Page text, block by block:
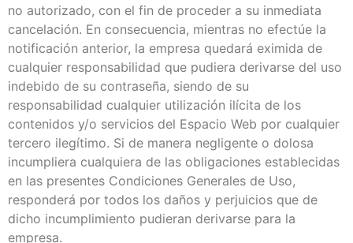
no autorizado, con el fin de proceder a su inmediata
cancelación. En consecuencia, mientras no efectúe la
notificación anterior, la empresa quedará eximida de
cualquier responsabilidad que pudiera derivarse del uso
indebido de su contraseña, siendo de su
responsabilidad cualquier utilización ilícita de los
contenidos y/o servicios del Espacio Web por cualquier
tercero ilegítimo. Si de manera negligente o dolosa
incumpliera cualquiera de las obligaciones establecidas
en las presentes Condiciones Generales de Uso,
responderá por todos los daños y perjuicios que de
dicho incumplimiento pudieran derivarse para la
empresa.